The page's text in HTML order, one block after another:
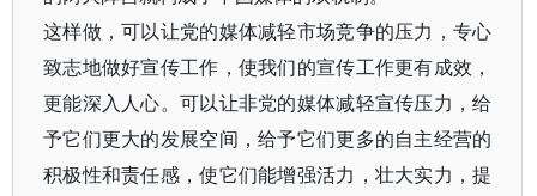
这样做，可以让党的媒体减轻市场竞争的压力，专心
致志地做好宣传工作，使我们的宣传工作更有成效，
更能深入人心。可以让非党的媒体减轻宣传压力，给
予它们更大的发展空间，给予它们更多的自主经营的
积极性和责任感，使它们能增强活力，壮大实力，提